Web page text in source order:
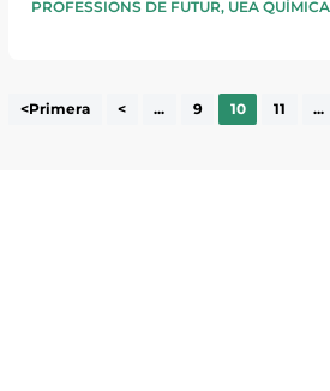
PROFESSIONS DE FUTUR, UEA QUÍMICA
<Primera < ... 9 10 11 ...